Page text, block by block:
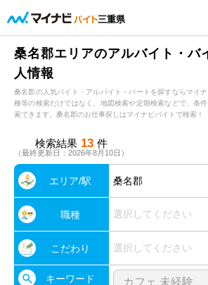
三重県
桑名郡エリアのアルバイト・バ
人情報
桑名郡の人気バイト・アルバイト・パートを探すならマイ
種等の検索だけではなく、地図検索や定期検索などで、条
索できます。桑名郡のお仕事探しはマイナビバイトで検索！
検索結果 13 件
（最終更新日：2026年8月10日）
エリア/駅 桑名郡
職種 選択してください
こだわり 選択してください
キーワード